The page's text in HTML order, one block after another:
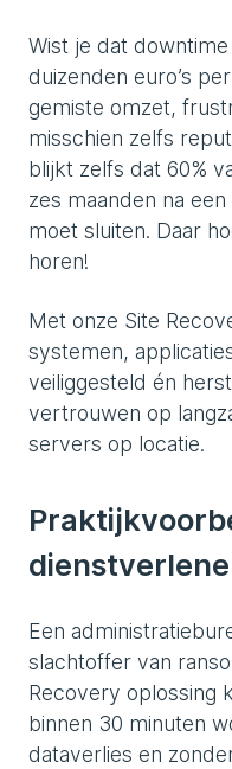
Wist je dat
duizenden euro’s
gemiste omzet,
misschien zelfs
blijkt zelfs dat 60%
zes maanden na
moet sluiten. Daar
horen!
Met onze Site
systemen,
veiliggesteld én
vertrouwen op
servers op locatie.
Een
slachtoffer van
Recovery oplossing
binnen 30 minuten
dataverlies en